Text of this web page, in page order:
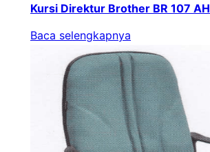
Kursi Direktur Brother BR 107 AH
Baca selengkapnya